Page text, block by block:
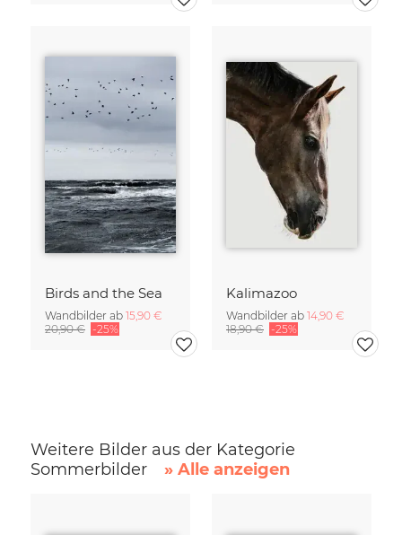
Birds and the Sea
Wandbilder ab 15,90 €
20,90 € -25%
Kalimazoo
Wandbilder ab 14,90 €
18,90 € -25%
Weitere Bilder aus der Kategorie
Sommerbilder
» Alle anzeigen